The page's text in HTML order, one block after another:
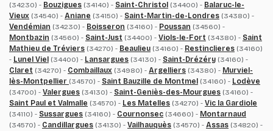
(34230) - Bouzigues (34140) - Saint-Christol (34400) - Balaruc-le-
Vieux (34540) - Aniane (34150) - Saint-Martin-de-Londres (34380) -
Vendémian (34230) - Boisseron (34160) - Poussan (34560) -
Montbazin (34560) - Saint-Just (34400) - Viols-le-Fort (34380) - Saint
Mathieu de Tréviers (34270) - Beaulieu (34160) - Restinclieres (34160)
- Lunel Viel (34400) - Lansargues (34130) - Saint-Drézéry (34160) -
Claret (34270) - Combaillaux (34980) - Argelliers (34380) - Murviel-
lès-Montpellier (34570) - Saint Bauzille de Montmel (34160) - Lodève
(34700) - Valergues (34130) - Saint-Geniès-des-Mourgues (34160) -
Saint Paul et Valmalle (34570) - Les Matelles (34270) - Vic la Gardiole
(34110) - Sussargues (34160) - Cournonsec (34660) - Montarnaud
(34570) - Candillargues (34130) - Vailhauquès (34570) - Assas (34820) -